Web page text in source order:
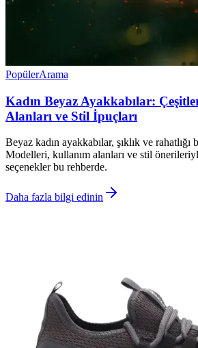
PopülerArama
Kadın Beyaz Ayakkabılar:
Alanları ve Stil İpuçları
Beyaz kadın ayakkabılar, şıklık ve rahatlığı
Modelleri, kullanım alanları ve stil
seçenekler bu rehberde.
Daha fazla bilgi edinin